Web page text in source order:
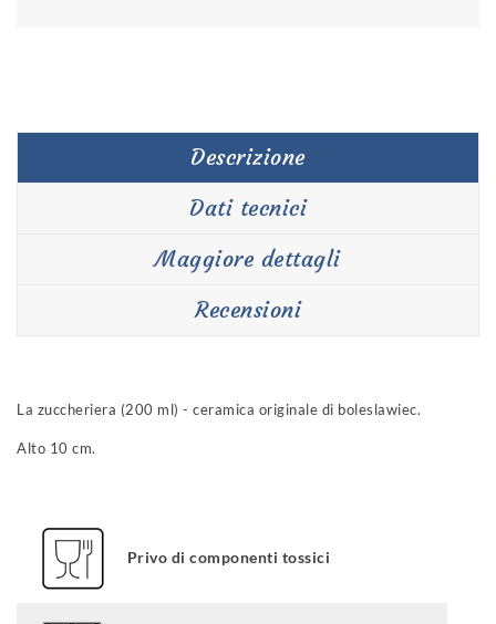
Descrizione
Dati tecnici
Maggiore dettagli
Recensioni
La zuccheriera (200 ml) - ceramica originale di boleslawiec.
Alto 10 cm.
Privo di componenti tossici